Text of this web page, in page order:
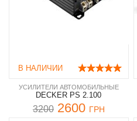
В НАЛИЧИИ
УСИЛИТЕЛИ АВТОМОБИЛЬНЫЕ
DECKER PS 2.100
32002600 ГРН